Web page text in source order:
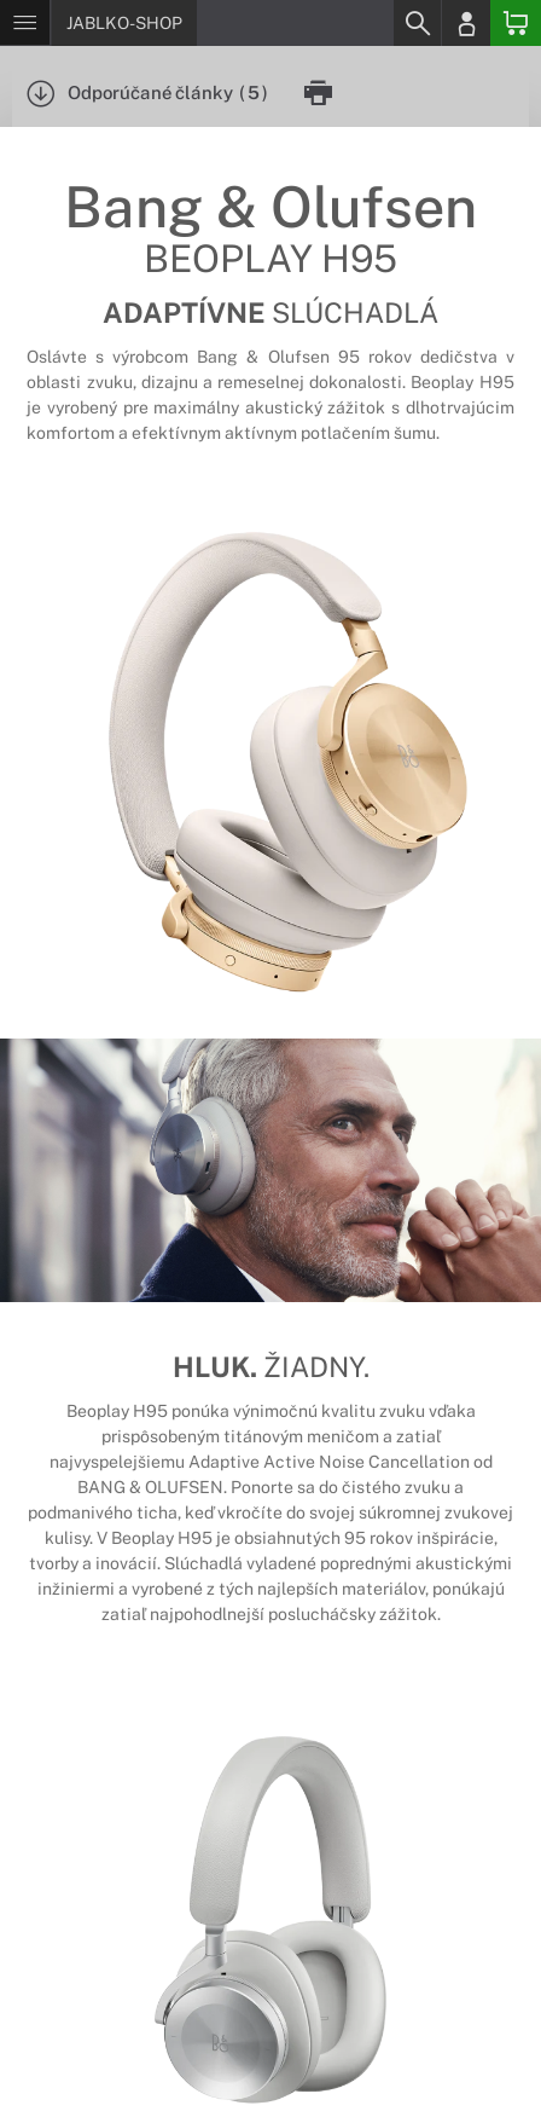
JABLKO-SHOP
Odporúčané články ( 5)
Bang & Olufsen
BEOPLAY H95
ADAPTÍVNE SLÚCHADLÁ
Oslávte s výrobcom Bang & Olufsen 95 rokov dedičstva v
oblasti zvuku, dizajnu a remeselnej dokonalosti. Beoplay H95
je vyrobený pre maximálny akustický zážitok s dlhotrvajúcim
komfortom a efektívnym aktívnym potlačením šumu.
HLUK. ŽIADNY.
Beoplay H95 ponúka výnimočnú kvalitu zvuku vďaka
prispôsobeným titánovým meničom a zatiaľ
najvyspelejšiemu Adaptive Active Noise Cancellation od
BANG & OLUFSEN. Ponorte sa do čistého zvuku a
podmanivého ticha, keď vkročíte do svojej súkromnej zvukovej
kulisy. V Beoplay H95 je obsiahnutých 95 rokov inšpirácie,
tvorby a inovácií. Slúchadlá vyladené poprednými akustickými
inžiniermi a vyrobené z tých najlepších materiálov, ponúkajú
zatiaľ najpohodlnejší poslucháčsky zážitok.